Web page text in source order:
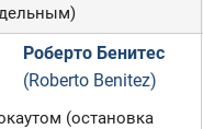
Роберто Бенитес
(Roberto Benitez)
(остановка